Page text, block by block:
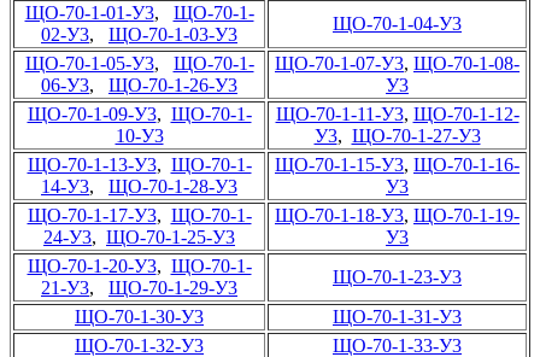
ЩО-70-1-01-У3, ЩО-70-1-
02-У3, ЩО-70-1-03-У3
ЩО-70-1-04-У3
ЩО-70-1-05-У3, ЩО-70-1-
06-У3, ЩО-70-1-26-У3
ЩО-70-1-07-У3, ЩО-70-1-08-
У3
ЩО-70-1-09-У3, ЩО-70-1-
10-У3
ЩО-70-1-11-У3, ЩО-70-1-12-
У3, ЩО-70-1-27-У3
ЩО-70-1-13-У3, ЩО-70-1-
14-У3, ЩО-70-1-28-У3
ЩО-70-1-15-У3, ЩО-70-1-16-
У3
ЩО-70-1-17-У3, ЩО-70-1-
24-У3, ЩО-70-1-25-У3
ЩО-70-1-18-У3, ЩО-70-1-19-
У3
ЩО-70-1-20-У3, ЩО-70-1-
21-У3, ЩО-70-1-29-У3
ЩО-70-1-23-У3
ЩО-70-1-30-У3
ЩО-70-1-31-У3
ЩО-70-1-32-У3
ЩО-70-1-33-У3